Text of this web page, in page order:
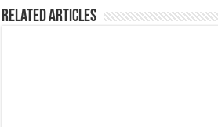
Related Articles